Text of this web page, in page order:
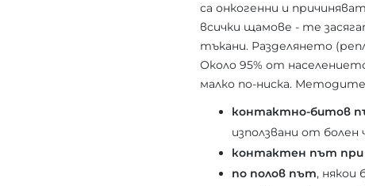
са онкогенни и причиняват
всички щамове - те
тъкани. Разделянето
Около 95% от
малко по-ниска. Методите
контактно-битов
използвани от болен
контактен път при
по полов път,